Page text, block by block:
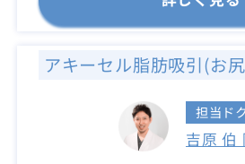
アキーセル脂肪吸引(お
担当ド
吉原 伯